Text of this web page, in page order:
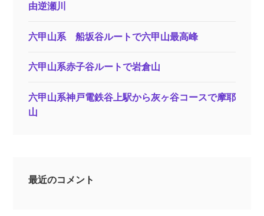
由逆瀬川
六甲山系 船坂谷ルートで六甲山最高峰
六甲山系赤子谷ルートで岩倉山
六甲山系神戸電鉄谷上駅から灰ヶ谷コースで摩耶
山
最近のコメント